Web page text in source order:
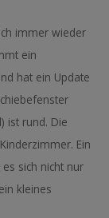
immer wieder
ein
hat ein Update
ist rund. Die
Ein
sich nicht nur
kleines